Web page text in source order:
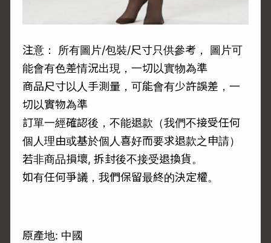
注意： 所有圖片/包裝/尺寸只供參考， 圖片可
能會有色差情況出現，一切以實物為準
商品尺寸以人手測量，可能會有少許誤差，一
切以實物為準
訂單一經確認後，不能退款（我們不接受任何
個人理由或基於個人喜好而要求退款之申請）
若非商品損壞, 拆封後不接受退換貨。
如有任何爭議，我們保留最終的決定權。
原產地: 中國